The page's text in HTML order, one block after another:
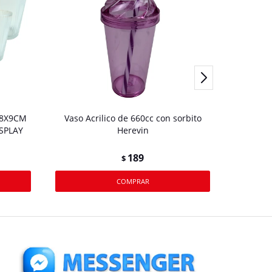
Vaso Acrilico de 660cc con sorbito
Herevin
$ 189